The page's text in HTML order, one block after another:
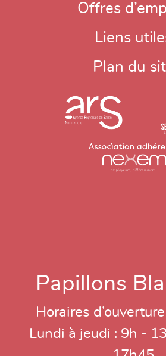
Offres
Liens
Plan du
Papillons
Horaires
Lundi à jeudi : 9h -